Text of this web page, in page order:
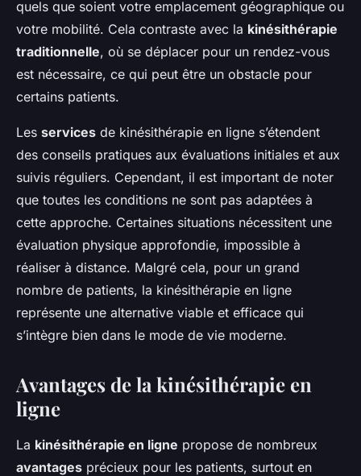
quels que soient votre emplacement géographique ou
votre mobilité. Cela contraste avec la kinésithérapie
traditionnelle, où se déplacer pour un rendez-vous
est nécessaire, ce qui peut être un obstacle pour
certains patients.
Les services de kinésithérapie en ligne s’étendent
des conseils pratiques aux évaluations initiales et aux
suivis réguliers. Cependant, il est important de noter
que toutes les conditions ne sont pas adaptées à
cette approche. Certaines situations nécessitent une
évaluation physique approfondie, impossible à
réaliser à distance. Malgré cela, pour un grand
nombre de patients, la kinésithérapie en ligne
représente une alternative viable et efficace qui
s’intègre bien dans le mode de vie moderne.
Avantages de la kinésithérapie en
ligne
La kinésithérapie en ligne propose de nombreux
avantages précieux pour les patients, surtout en